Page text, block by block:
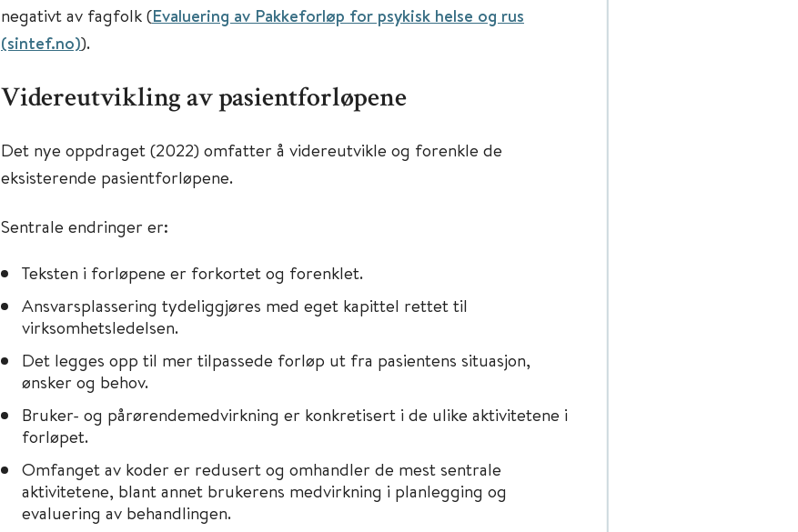
negativt av fagfolk (Evaluering av Pakkeforløp for psykisk helse og rus
(sintef.no)).
Videreutvikling av pasientforløpene
Det nye oppdraget (2022) omfatter å videreutvikle og forenkle de
eksisterende pasientforløpene.
Sentrale endringer er:
Teksten i forløpene er forkortet og forenklet.
Ansvarsplassering tydeliggjøres med eget kapittel rettet til
virksomhetsledelsen.
Det legges opp til mer tilpassede forløp ut fra pasientens situasjon,
ønsker og behov.
Bruker- og pårørendemedvirkning er konkretisert i de ulike aktivitetene i
forløpet.
Omfanget av koder er redusert og omhandler de mest sentrale
aktivitetene, blant annet brukerens medvirkning i planlegging og
evaluering av behandlingen.